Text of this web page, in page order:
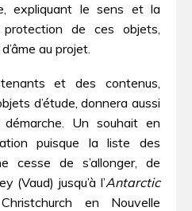
expliquant le sens et la
de ces objets,
au projet.
et des contenus,
d’étude, donnera aussi
Un souhait en
puisque la liste des
cesse de s’allonger, de
(Vaud) jusqu’à l’Antarctic
en Nouvelle